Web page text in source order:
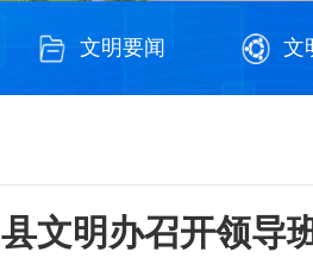
文明要闻 文
县文明办召开领导